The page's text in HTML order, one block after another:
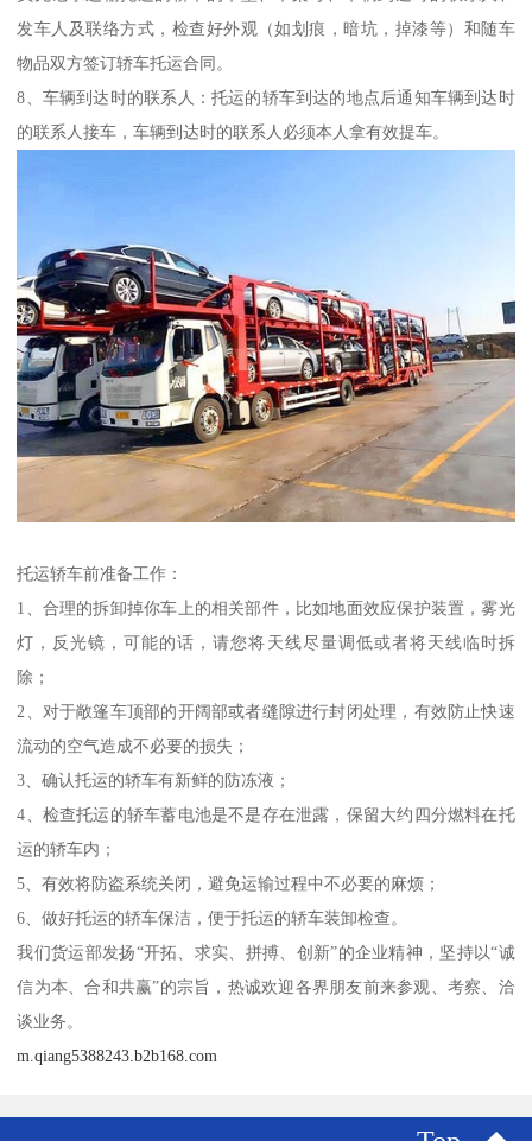
发车人及联络方式，检查好外观（如划痕，暗坑，掉漆等）和随车
物品双方签订轿车托运合同。
8、车辆到达时的联系人：托运的轿车到达的地点后通知车辆到达时
的联系人接车，车辆到达时的联系人必须本人拿有效提车。
托运轿车前准备工作：
1、合理的拆卸掉你车上的相关部件，比如地面效应保护装置，雾光
灯，反光镜，可能的话，请您将天线尽量调低或者将天线临时拆
除；
2、对于敞篷车顶部的开阔部或者缝隙进行封闭处理，有效防止快速
流动的空气造成不必要的损失；
3、确认托运的轿车有新鲜的防冻液；
4、检查托运的轿车蓄电池是不是存在泄露，保留大约四分燃料在托
运的轿车内；
5、有效将防盗系统关闭，避免运输过程中不必要的麻烦；
6、做好托运的轿车保洁，便于托运的轿车装卸检查。
我们货运部发扬“开拓、求实、拼搏、创新”的企业精神，坚持以“诚
信为本、合和共赢”的宗旨，热诚欢迎各界朋友前来参观、考察、洽
谈业务。
m.qiang5388243.b2b168.com